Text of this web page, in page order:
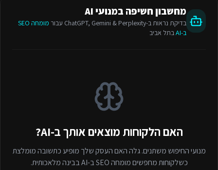
מחשבון חשיפה במנועי AI
בדיקת נראות ב-ChatGPT, Gemini & Perplexity עבור
מומחה SEO
ב-AI
בתל אביב
האם הלקוחות מוצאים אותך ב-AI?
מנועי החיפוש משתנים. גלה האם העסק שלך מופיע כתשובה מומלצת
כשלקוחות מחפשיםמומחה SEO ב-AI בבינה מלאכותית.